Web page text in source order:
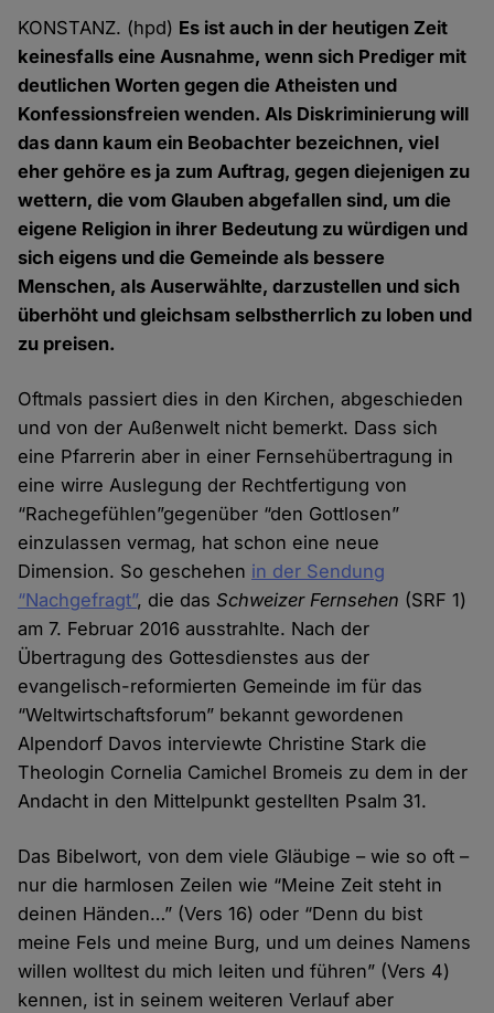
KONSTANZ. (hpd) Es ist auch in der heutigen Zeit
keinesfalls eine Ausnahme, wenn sich Prediger mit
deutlichen Worten gegen die Atheisten und
Konfessionsfreien wenden. Als Diskriminierung will
das dann kaum ein Beobachter bezeichnen, viel
eher gehöre es ja zum Auftrag, gegen diejenigen zu
wettern, die vom Glauben abgefallen sind, um die
eigene Religion in ihrer Bedeutung zu würdigen und
sich eigens und die Gemeinde als bessere
Menschen, als Auserwählte, darzustellen und sich
überhöht und gleichsam selbstherrlich zu loben und
zu preisen.
Oftmals passiert dies in den Kirchen, abgeschieden
und von der Außenwelt nicht bemerkt. Dass sich
eine Pfarrerin aber in einer Fernsehübertragung in
eine wirre Auslegung der Rechtfertigung von
“Rachegefühlen”gegenüber “den Gottlosen”
einzulassen vermag, hat schon eine neue
Dimension. So geschehen in der Sendung
“Nachgefragt”, die dasSchweizer Fernsehen (SRF 1)
am 7. Februar 2016 ausstrahlte. Nach der
Übertragung des Gottesdienstes aus der
evangelisch-reformierten Gemeinde im für das
“Weltwirtschaftsforum” bekannt gewordenen
Alpendorf Davos interviewte Christine Stark die
Theologin Cornelia Camichel Bromeis zu dem in der
Andacht in den Mittelpunkt gestellten Psalm 31.
Das Bibelwort, von dem viele Gläubige – wie so oft –
nur die harmlosen Zeilen wie “Meine Zeit steht in
deinen Händen…” (Vers 16) oder “Denn du bist
meine Fels und meine Burg, und um deines Namens
willen wolltest du mich leiten und führen” (Vers 4)
kennen, ist in seinem weiteren Verlauf aber